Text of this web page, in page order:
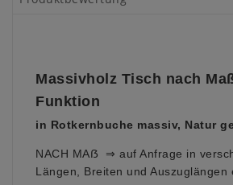
Massivholz Tisch nach
Funktion
in Rotkernbuche massiv, Natur
NACH MAẞ ⇒ auf Anfrage in
Längen, Breiten und Auszuglängen